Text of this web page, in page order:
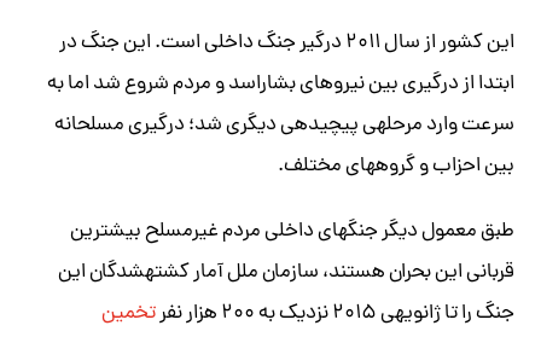
این کشور از سال ۲۰۱۱ درگیر جنگ داخلی است. این جنگ در
ابتدا از درگیری بین نیروهای بشاراسد و مردم شروع شد اما به
سرعت وارد مرحله‎ی پیچیده‎ی دیگری شد؛ درگیری مسلحانه
بین احزاب و گروه‎های مختلف.
طبق معمول دیگر جنگ‎های داخلی مردم غیرمسلح بیشترین
قربانی این بحران هستند، سازمان ملل آمار کشته‎شدگان این
جنگ را تا ژانویه‎ی ۲۰۱۵ نزدیک به ۲۰۰ هزار نفر
تخمین